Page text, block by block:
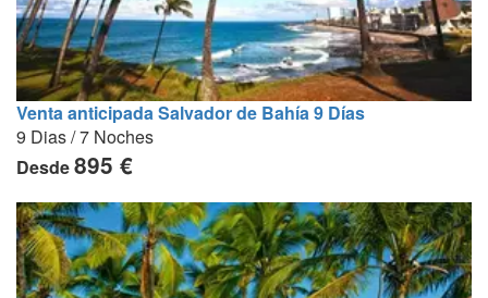
Venta anticipada Salvador de Bahía 9 Días
9 Dias / 7 Noches
Desde895 €